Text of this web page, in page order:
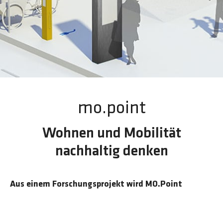
mo.point
Wohnen und Mobilität
nachhaltig denken
Aus einem Forschungsprojekt wird MO.Point